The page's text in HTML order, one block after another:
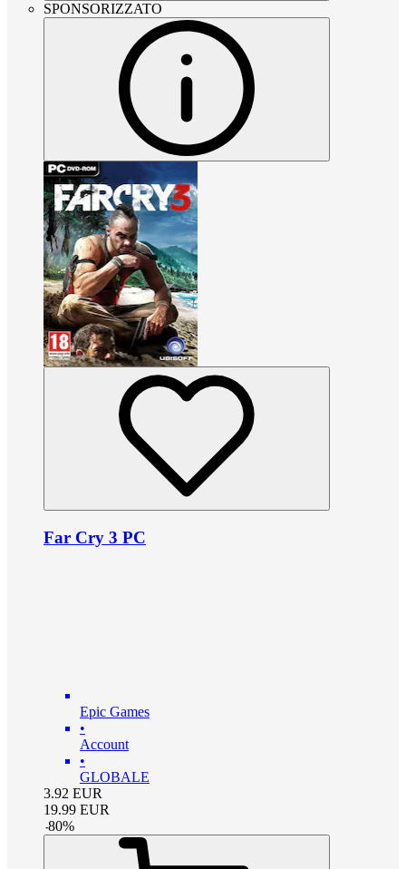
SPONSORIZZATO
Far Cry 3 PC
Epic Games
•
Account
•
GLOBALE
3.92 EUR
19.99 EUR
-80%